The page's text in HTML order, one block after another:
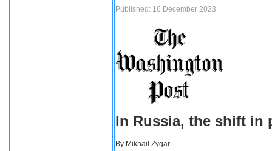
Published: 16 December 2023
In Russia, the shift in
By Mikhail Zygar